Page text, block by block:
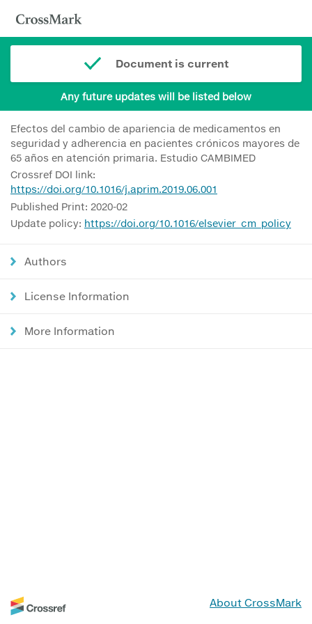
Document is current
Any future updates will be listed below
Efectos del cambio de apariencia de medicamentos en
seguridad y adherencia en pacientes crónicos mayores de
65 años en atención primaria. Estudio CAMBIMED
Crossref DOI link:
https://doi.org/10.1016/j.aprim.2019.06.001
Published Print: 2020-02
Update policy: https://doi.org/10.1016/elsevier_cm_policy
Authors
License Information
More Information
About CrossMark